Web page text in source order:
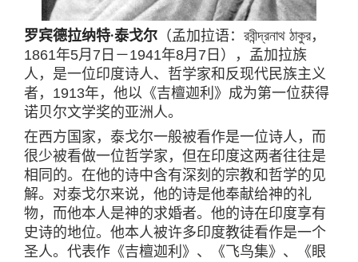
罗宾德拉纳特·泰戈尔 （孟加拉语：রবীন্দ্রনাথ ঠাকুর，
1861年5月7日－1941年8月7日），孟加拉族
人，是一位印度诗人、哲学家和反现代民族主义
者，1913年，他以《吉檀迦利》成为第一位获得
诺贝尔文学奖的亚洲人。
在西方国家，泰戈尔一般被看作是一位诗人，而
很少被看做一位哲学家，但在印度这两者往往是
相同的。在他的诗中含有深刻的宗教和哲学的见
解。对泰戈尔来说，他的诗是他奉献给神的礼
物，而他本人是神的求婚者。他的诗在印度享有
史诗的地位。他本人被许多印度教徒看作是一个
圣人。代表作《吉檀迦利》、《飞鸟集》、《眼